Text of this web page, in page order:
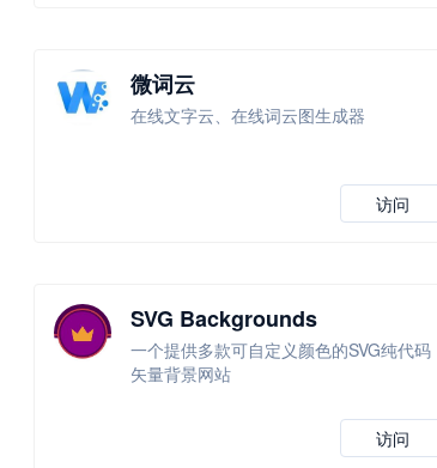
微词云
在线文字云、在线词云图生成器
访问
SVG Backgrounds
一个提供多款可自定义颜色的SVG纯代码
矢量背景网站
访问